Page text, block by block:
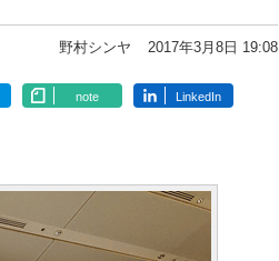
野村シンヤ 2017年3月8日 19:08
note LinkedIn